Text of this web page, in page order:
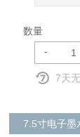
数量
-
7天
7.5寸电子墨